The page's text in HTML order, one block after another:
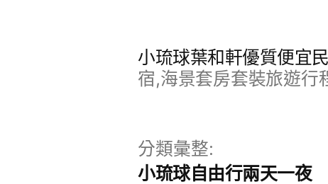
小琉球葉和軒優質便宜
宿,海景套房套裝旅遊行
分類彙整:
小琉球自由行兩天一夜